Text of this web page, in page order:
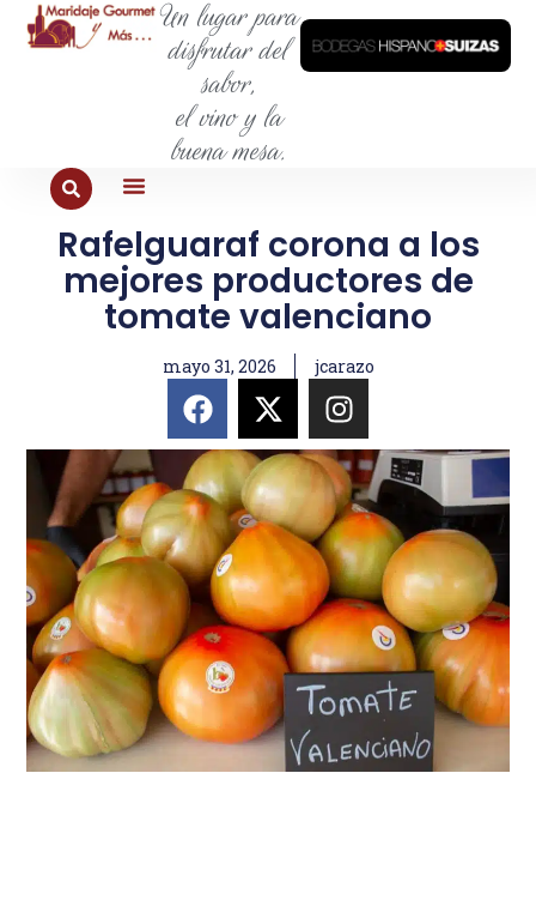
Un lugar para
disfrutar del
sabor,
el vino y la
buena mesa.
Rafelguaraf corona a los
mejores productores de
tomate valenciano
mayo 31, 2026 jcarazo